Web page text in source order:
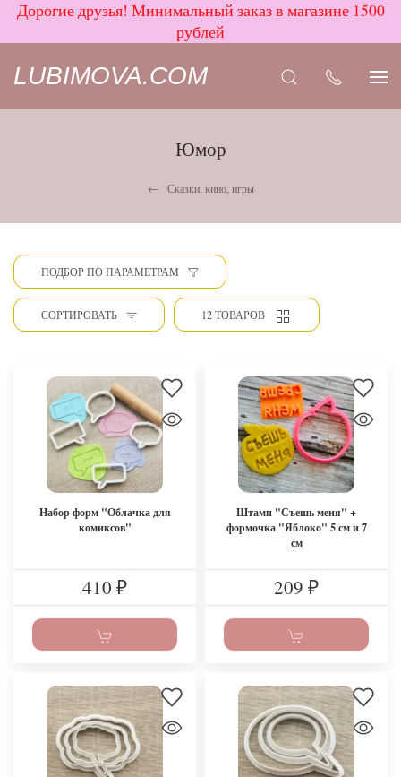
Дорогие друзья! Минимальный заказ в магазине 1500
рублей
LUBIMOVA.COM
Юмор
Сказки, кино, игры
ПОДБОР ПО ПАРАМЕТРАМ
СОРТИРОВАТЬ 12 ТОВАРОВ
Набор форм "Облачка для
комиксов"
410 ₽
Штамп "Съешь меня" +
формочка "Яблоко" 5 см и 7
см
209 ₽